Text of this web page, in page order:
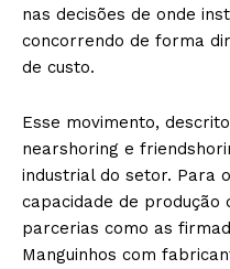
nas decisões de onde
concorrendo de forma
de custo.
Esse movimento,
nearshoring e
industrial do setor. Para
capacidade de produção
parcerias como as
Manguinhos com